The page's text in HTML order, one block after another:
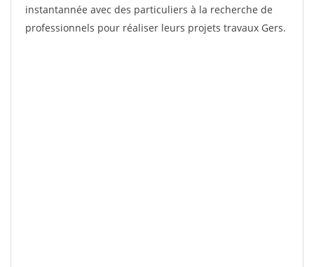
instantannée avec des particuliers à la recherche de
professionnels pour réaliser leurs projets travaux Gers.